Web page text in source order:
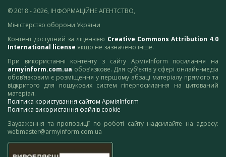
© 2018 - 2026, ІНФОРМАЦІЙНЕ АГЕНТСТВО,
Міністерство оборони України
Контент доступний за ліцензією Creative Commons Attribution 4.0
International license якщо не зазначено інше.
При використанні контенту з сайту АрміяInform посилання на
armyinform.com.ua обов’язкове. Для суб’єктів у сфері онлайн-медіа
обов’язковим є розміщення у першому абзаці матеріалу прямого та
відкритого для пошукових систем гіперпосилання на цитований
матеріал.
Політика користування сайтом АрміяInform
Політика використання файлів cookie
Зауваження та пропозиції по роботі сайту надсилайте на адресу:
webmaster@armyinform.com.ua